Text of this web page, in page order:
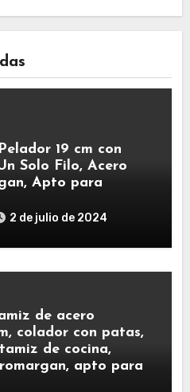
19 cm con
Solo Filo, Acero
Apto para
2 de julio de 2024
de acero
colador con patas,
de cocina,
apto para